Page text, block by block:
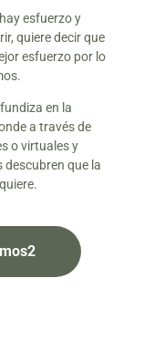
esfuerzo y
quiere decir que
esfuerzo por lo
en la
a través de
o virtuales y
descubren que la